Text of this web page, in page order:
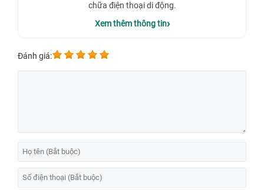
chữa điện thoại di động.
Xem thêm thông tin
Đánh giá: